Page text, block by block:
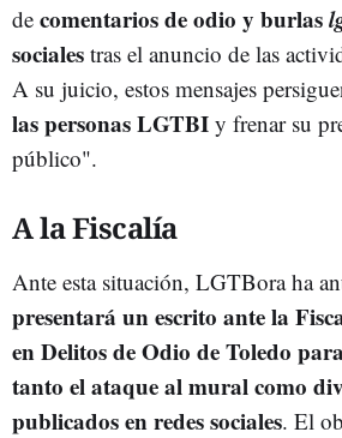
de comentarios de odio y burlas
sociales tras el anuncio de las
A su juicio, estos mensajes
las personas LGTBI y frenar su
público".
A la Fiscalía
Ante esta situación, LGTBora ha
presentará un escrito ante la
en Delitos de Odio de Toledo
tanto el ataque al mural como
publicados en redes sociales. El